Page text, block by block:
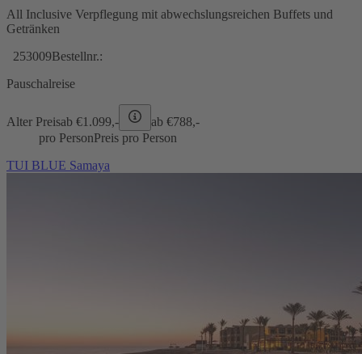
All Inclusive Verpflegung mit abwechslungsreichen Buffets und
Getränken
253009Bestellnr.:
Pauschalreise
Alter Preisab €1.099,- ab €788,-
pro PersonPreis pro Person
TUI BLUE Samaya